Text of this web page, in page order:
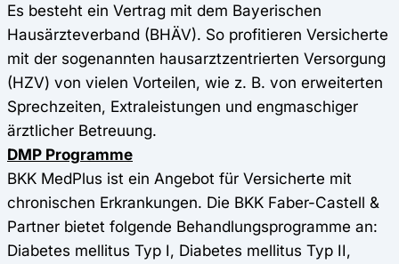
Es besteht ein Vertrag mit dem Bayerischen
Hausärzteverband (BHÄV). So profitieren Versicherte
mit der sogenannten hausarztzentrierten Versorgung
(HZV) von vielen Vorteilen, wie z. B. von erweiterten
Sprechzeiten, Extraleistungen und engmaschiger
ärztlicher Betreuung.
DMP Programme
BKK MedPlus ist ein Angebot für Versicherte mit
chronischen Erkrankungen. Die BKK Faber-Castell &
Partner bietet folgende Behandlungsprogramme an:
Diabetes mellitus Typ I, Diabetes mellitus Typ II,